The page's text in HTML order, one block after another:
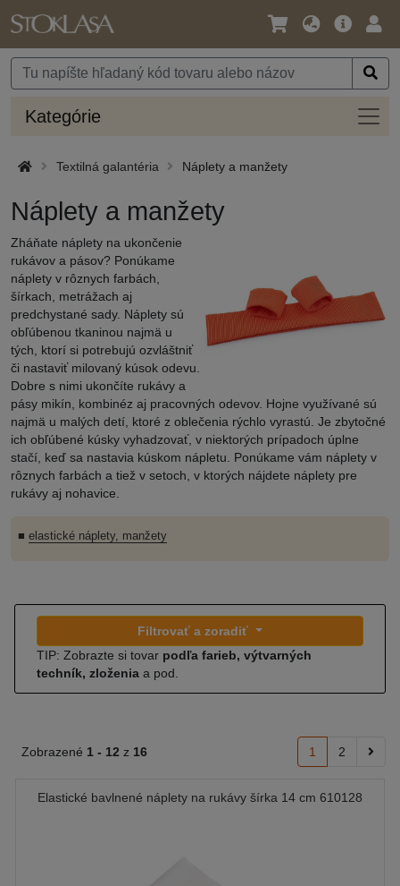
Jazyk
Mena
Hlavná
Kategórie
Textilná galantéria Náplety a manžety
Náplety a manžety
Zháňate náplety na ukončenie
rukávov a pásov? Ponúkame
náplety v rôznych farbách,
šírkach, metrážach aj
predchystané sady. Náplety sú
obľúbenou tkaninou najmä u
tých, ktorí si potrebujú ozvláštniť
či nastaviť milovaný kúsok odevu.
Dobre s nimi ukončíte rukávy a
pásy mikín, kombinéz aj pracovných odevov. Hojne využívané sú
najmä u malých detí, ktoré z oblečenia rýchlo vyrastú. Je zbytočné
ich obľúbené kúsky vyhadzovať, v niektorých prípadoch úplne
stačí, keď sa nastavia kúskom nápletu. Ponúkame vám náplety v
rôznych farbách a tiež v setoch, v ktorých nájdete náplety pre
rukávy aj nohavice.
■ elastické náplety, manžety
Filtrovať a zoradiť
TIP: Zobrazte si tovar podľa farieb, výtvarných
techník, zloženia a pod.
Zobrazené 1 - 12 z 16 1 2
Elastické bavlnené náplety na rukávy šírka 14 cm 610128